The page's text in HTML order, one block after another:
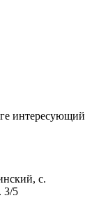
интересующий
с.
3/5